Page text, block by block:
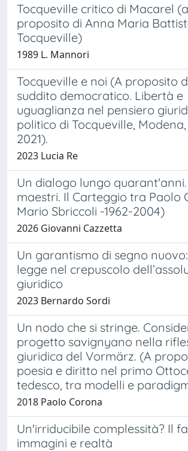
Tocqueville critico di Macarel (a
proposito di Anna Maria
Tocqueville)
1989 L. Mannori
Tocqueville e noi (A proposito
suddito democratico. Libertà e
uguaglianza nel pensiero
politico di Tocqueville, Modena,
2021).
2023 Lucia Re
Un dialogo lungo
maestri. Il Carteggio tra Paolo
Mario Sbriccoli -1962-2004)
2026 Giovanni Cazzetta
Un garantismo di segno
legge nel crepuscolo
giuridico
2023 Bernardo Sordi
Un nodo che si stringe.
progetto savignyano nella
giuridica del Vormärz. (A
poesia e diritto nel primo
tedesco, tra modelli e
2018 Paolo Corona
Un'irriducibile complessità? Il
immagini e realtà